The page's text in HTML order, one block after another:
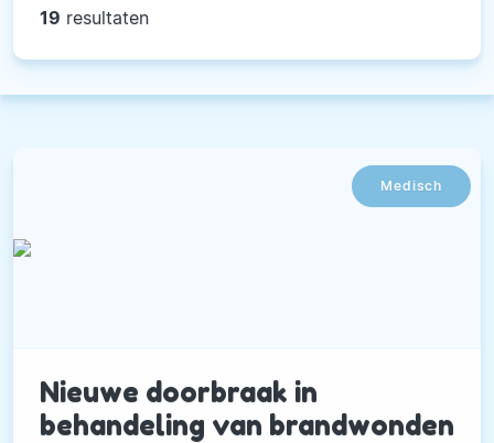
19 resultaten
Medisch
Nieuwe doorbraak in
behandeling van brandwonden